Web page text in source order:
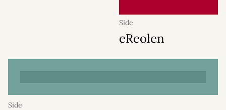
Side
eReolen
Side